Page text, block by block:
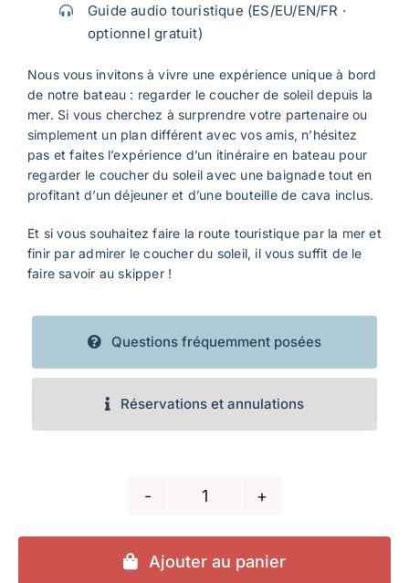
Guide audio touristique (ES/EU/EN/FR ·
optionnel gratuit)
Nous vous invitons à vivre une expérience unique à bord
de notre bateau : regarder le coucher de soleil depuis la
mer. Si vous cherchez à surprendre votre partenaire ou
simplement un plan différent avec vos amis, n’hésitez
pas et faites l’expérience d’un itinéraire en bateau pour
regarder le coucher du soleil avec une baignade tout en
profitant d’un déjeuner et d’une bouteille de cava inclus.
Et si vous souhaitez faire la route touristique par la mer et
finir par admirer le coucher du soleil, il vous suffit de le
faire savoir au skipper !
Questions fréquemment posées
Réservations et annulations
quantité
de
Un
Ajouter au panier